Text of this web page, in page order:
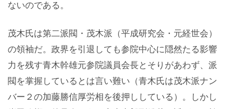
ないのである。
茂木氏は第二派閥・茂木派（平成研究会・元経世会）
の領袖だ。政界を引退しても参院中心に隠然たる影響
力を残す青木幹雄元参院議員会長とそりがあわず、派
閥を掌握しているとは言い難い（青木氏は茂木派ナン
バー２の加藤勝信厚労相を後押ししている）。しかし